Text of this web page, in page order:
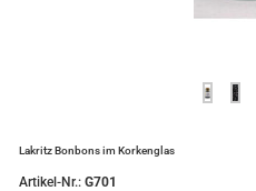
Lakritz Bonbons im Korkenglas
Artikel-Nr.: G701